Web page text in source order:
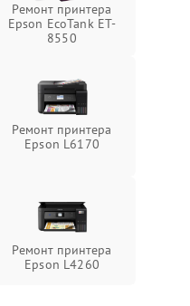
Ремонт принтера
Epson EcoTank ET-
8550
Ремонт принтера
Epson L6170
Ремонт принтера
Epson L4260